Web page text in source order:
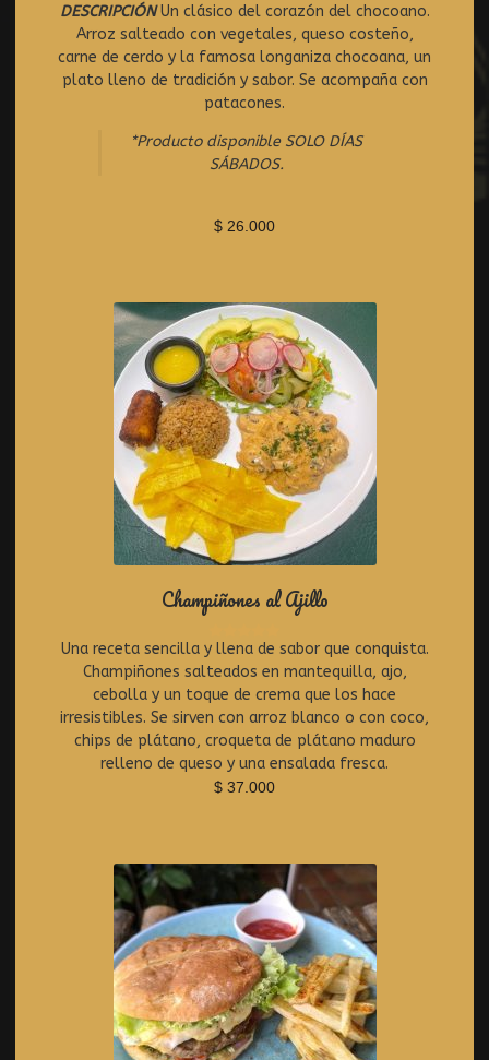
R
a
t
e
o
u
DESCRIPCIÓNUn clásico del corazón del chocoano.
Arroz salteado con vegetales, queso costeño,
carne de cerdo y la famosa longaniza chocoana, un
plato lleno de tradición y sabor. Se acompaña con
patacones.
*Producto disponible SOLO DÍAS
SÁBADOS.
$ 26.000
Champiñones al Ajillo
R
a
t
e
o
u
Una receta sencilla y llena de sabor que conquista.
Champiñones salteados en mantequilla, ajo,
cebolla y un toque de crema que los hace
irresistibles. Se sirven con arroz blanco o con coco,
chips de plátano, croqueta de plátano maduro
relleno de queso y una ensalada fresca.
$ 37.000